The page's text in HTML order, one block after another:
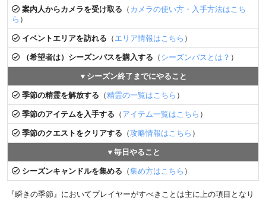
案内人からカメラを受け取る （ カメラの使い方・入手方法はこち
ら ）
イベントエリアを訪れる （ エリア情報はこちら ）
（希望者は）シーズンパスを購入する （ シーズンパスとは？ ）
▼シーズン終了までにやること
季節の精霊を解放する （精霊の一覧はこちら ）
季節のアイテムを入手する （ アイテム一覧はこちら ）
季節のクエストをクリアする （攻略情報はこちら ）
▼毎日やること
シーズンキャンドルを集める （集め方はこちら ）
『瞬きの季節』においてプレイヤーがすべきことは主に上の項目となり